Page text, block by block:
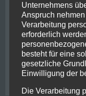
achental adrenaline bayern
christchurch classic
glacier helicopter
kawarau river kiwilake
nelson new york
penguin picton
roadtrip shotover river
Unternehmens
Anspruch
Verarbeitung
erforderlich
besteht für eine
gesetzliche
Einwilligung der
Die Verarbeitung